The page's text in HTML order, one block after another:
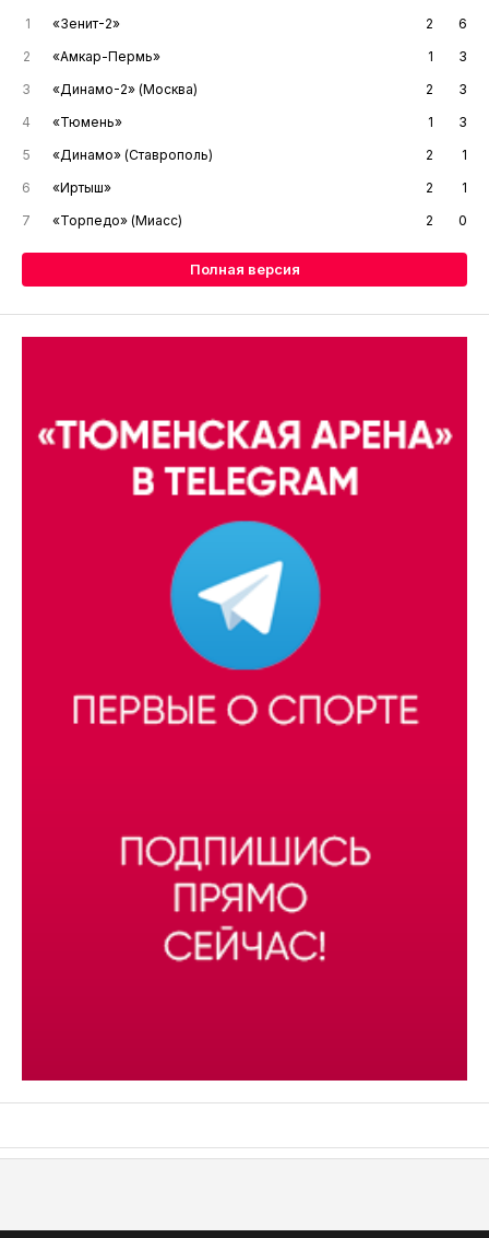
1 «Зенит-2» 2
6
2
«Амкар-Пермь» 1
3
3
«Динамо-2» (Москва) 2
3
4
«Тюмень» 1
3
5
«Динамо» (Ставрополь) 2
1
6
«Иртыш» 2
1
7
«Торпедо» (Миасс) 2 0
Полная версия